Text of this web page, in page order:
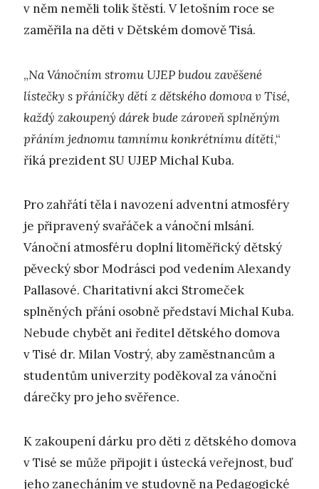
v něm neměli tolik štěstí. V letošním roce se
zaměřila na děti v Dětském domově Tisá.
„Na Vánočním stromu UJEP budou zavěšené
lístečky s přáníčky dětí z dětského domova v Tisé,
každý zakoupený dárek bude zároveň splněným
přáním jednomu tamnímu konkrétnímu dítěti,“
říká prezident SU UJEP Michal Kuba.
Pro zahřátí těla i navození adventní atmosféry
je připravený svařáček a vánoční mlsání.
Vánoční atmosféru doplní litoměřický dětský
pěvecký sbor Modrásci pod vedením Alexandy
Pallasové. Charitativní akci Stromeček
splněných přání osobně představí Michal Kuba.
Nebude chybět ani ředitel dětského domova
v Tisé dr. Milan Vostrý, aby zaměstnancům a
studentům univerzity poděkoval za vánoční
dárečky pro jeho svěřence.
K zakoupení dárku pro děti z dětského domova
v Tisé se může připojit i ústecká veřejnost, buď
jeho zanecháním ve studovně na Pedagogické